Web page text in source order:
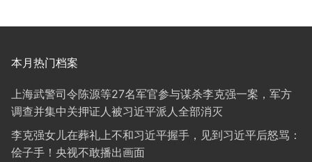
本月热门档案
上海武警司令陈源等27名军官参与谋杀李克强一案，军方
调查并集中关押证人被习近平派人全部消灭
李克强女儿在葬礼上不和习近平握手，见到习近平后怒骂：
侩子手！央视不敢播出画面